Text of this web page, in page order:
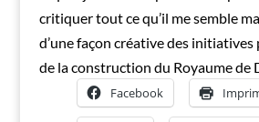
critiquer tout ce qu’il me semble
d’une façon créative des initiatives
de la construction du Royaume de
Facebook